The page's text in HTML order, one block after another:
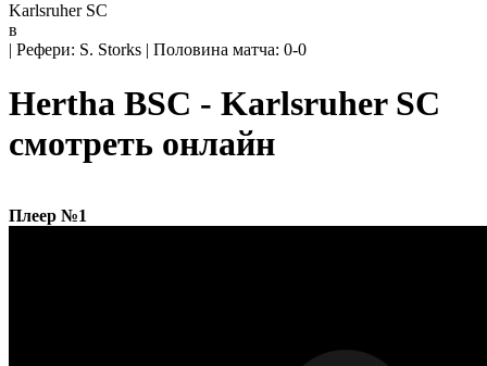
Karlsruher SC
в
| Рефери: S. Storks | Половина матча: 0-0
Hertha BSC - Karlsruher SC
смотреть онлайн
Плеер №1